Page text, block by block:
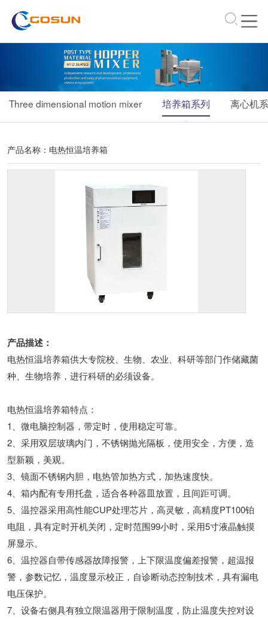
Three dimensional motion mixer 培养箱系列 离心机
产品名称： 电热恒温培养箱
产品描述：
电热恒温培养箱供大专院校、生物、农业、科研等部门作储藏菌
种、生物培养，进行科研的必须设备。
电热恒温培养箱特点：
1、微电脑控制器，带定时，使用稳定可靠。
2、采用双层玻璃内门，不锈钢抛光隔板，使用安全，方便，造
型新颖，美观。
3、镜面不锈钢内胆，电热管加热方式，加热速度快。
4、箱内配有专用托盘，适合各种器皿放置，且间距可调。
5、温控器采用高性能CUP处理芯片，高灵敏，高精度PT100铂
电阻，具有定时开机关闭，定时范围99小时，采用5寸液晶触摸
屏显示。
6、温控器自带传感器故障报警，上下限温度偏差报警，超温报
警，参数记忆，温度显示校正，自诊断动态控制技术，具有漏电
电压保护。
7、设备右侧具有独立限温器用于限制温度，防止温度失控对设